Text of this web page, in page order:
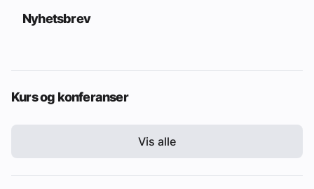
Nyhetsbrev
Kurs og konferanser
Vis alle